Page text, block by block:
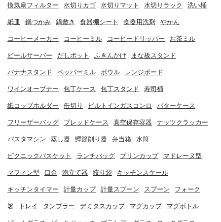
換気扇フィルター 水切りカゴ 水切りマット 水切りラック 洗い桶
紙皿 鍋つかみ 鍋敷き 食器棚シート 食器用洗剤 やかん
コーヒーメーカー コーヒーミル コーヒードリッパー お茶ミル
ビールサーバー だしポット ふきんかけ まな板スタンド
バナナスタンド ペッパーミル ボウル レンジボード
ワインオープナー 包丁ケース 包丁スタンド 寿司桶
紙コップホルダー 缶切り ビルトインガスコンロ バターケース
フリーザーバッグ ブレッドケース 真空保存容器 ナッツクラッカー
パスタマシン 蒸し器 鰹節削り器 弁当箱 水筒
ピクニックバスケット ランチバッグ プリンカップ マドレーヌ型
マフィン型 口金 泡立て器 絞り袋 キッチンスケール
キッチンタイマー 計量カップ 計量スプーン スプーン フォーク
箸 トレイ タンブラー デミタスカップ マグカップ マグボトル